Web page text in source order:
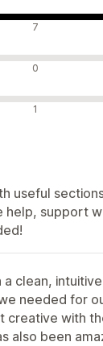
7
0
1
useful
help, support
clean,
needed for
creative with
also been